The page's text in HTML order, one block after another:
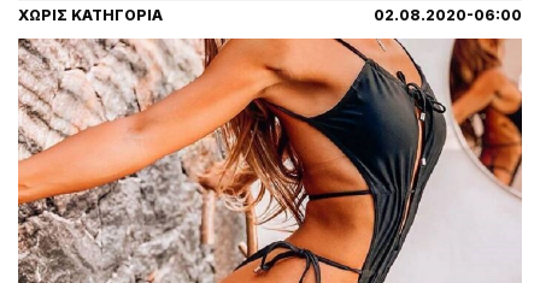
ΧΩΡΙΣ ΚΑΤΗΓΟΡΙΑ 02.08.2020-06:00